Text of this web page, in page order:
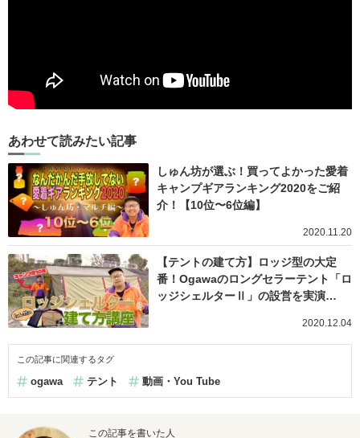
あわせて読みたい記事
しゅん坊が選ぶ！買ってよかった愛着
キャンプギアランキング2020をご紹
介！【10位〜6位編】
2020.11.20
【テントの建て方】ロッジ型の大定
番！Ogawaのロングセラーテント「ロ
ッジシェルターⅡ」の設営を実演…
2020.12.04
この記事に関連するタグ
ogawa テント 動画・You Tube
この記事を書いた人